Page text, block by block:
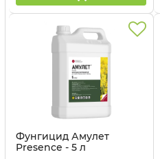
Фунгицид Амулет
Presence - 5 л